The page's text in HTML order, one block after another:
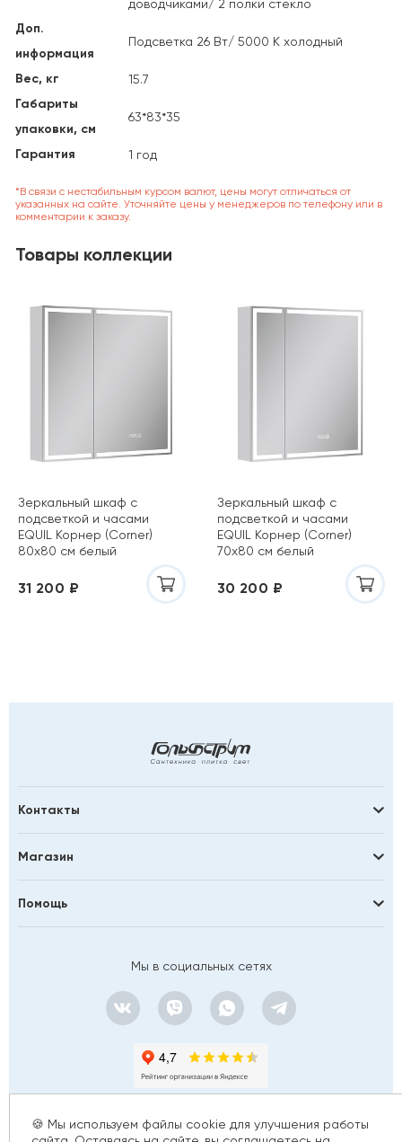
доводчиками/ 2 полки стекло
Доп.
информация
Подсветка 26 Вт/ 5000 К холодный
Вес, кг 15.7
Габариты
упаковки, см
63*83*35
Гарантия 1 год
*В связи с нестабильным курсом валют, цены могут отличаться от
указанных на сайте. Уточняйте цены у менеджеров по телефону или в
комментарии к заказу.
Товары коллекции
Зеркальный шкаф с
подсветкой и часами
EQUIL Корнер (Corner)
80х80 см белый
31 200 ₽
Зеркальный шкаф с
подсветкой и часами
EQUIL Корнер (Corner)
70х80 см белый
30 200 ₽
Контакты
Магазин
Помощь
Мы в социальных сетях
🍪 Мы используем файлы cookie для улучшения работы